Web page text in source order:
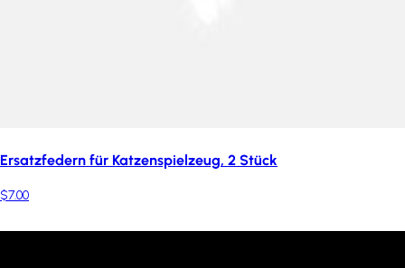
Ersatzfedern für Katzenspielzeug, 2 Stück
$7.00